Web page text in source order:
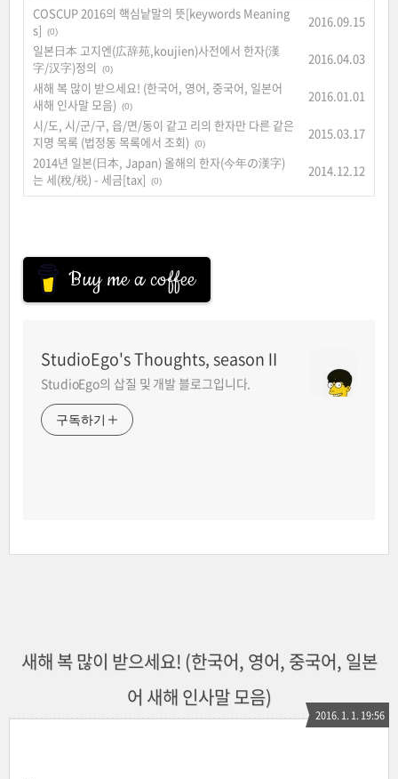
COSCUP 2016의 핵심낱말의 뜻[keywords Meaning
s]
(0)
2016.09.15
일본日本 고지엔(広辞苑,koujien)사전에서 한자(漢
字/汉字)정의
(0)
2016.04.03
새해 복 많이 받으세요! (한국어, 영어, 중국어, 일본어
새해 인사말 모음)
(0)
2016.01.01
시/도, 시/군/구, 읍/면/동이 같고 리의 한자만 다른 같은
지명 목록 (법정동 목록에서 조회)
(0)
2015.03.17
2014년 일본(日本, Japan) 올해의 한자(今年の漢字)
는 세(稅/税) - 세금[tax]
(0)
2014.12.12
Buy me a coffee
StudioEgo's Thoughts, seasonⅡ
StudioEgo의 삽질 및 개발 블로그입니다.
구독하기
새해 복 많이 받으세요! (한국어, 영어, 중국어, 일본
어 새해 인사말 모음)
2016. 1. 1. 19:56